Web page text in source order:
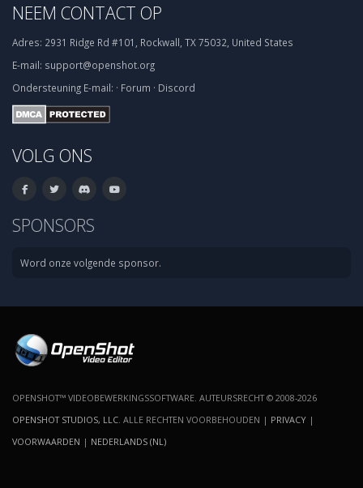
NEEM CONTACT OP
Adres: 2931 Ridge Rd #101, Rockwall, TX 75032, United States
E-mail: support@openshot.org
Ondersteuning E-mail: · Forum · Discord
VOLG ONS
SPONSORS
Word onze volgende sponsor.
OPENSHOT™ VIDEOBEWERKINGSSOFTWARE. AUTEURSRECHT © 2008-2026
OPENSHOT STUDIOS, LLC . ALLE RECHTEN VOORBEHOUDEN | PRIVACY |
VOORWAARDEN | NEDERLANDS (NL)